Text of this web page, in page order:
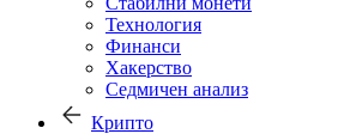
Технология
Финанси
Хакерство
Седмичен анализ
Крипто